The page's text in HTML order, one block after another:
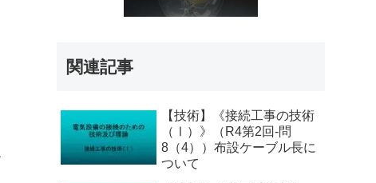
関連記事
【技術】《接続工事の技術
（Ⅰ）》（R4第2回-問
8（4））布設ケーブル長に
ついて